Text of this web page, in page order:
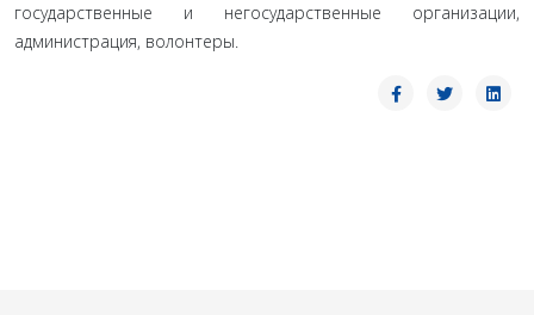
государственные и негосударственные организации,
администрация, волонтеры.